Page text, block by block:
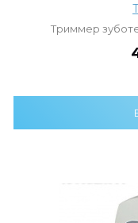
Триммер